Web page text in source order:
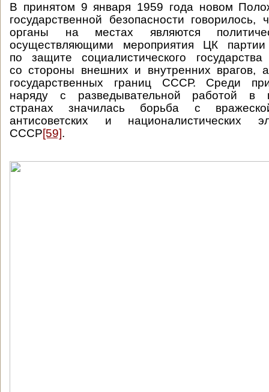
В принятом 9 января 1959 года новом
государственной безопасности
органы на местах являются
осуществляющими мероприятия ЦК партии
по защите социалистического государства
со стороны внешних и внутренних врагов,
государственных границ СССР. Среди
наряду с разведывательной работой в
странах значилась борьба с
антисоветских и националистических
СССР[59].